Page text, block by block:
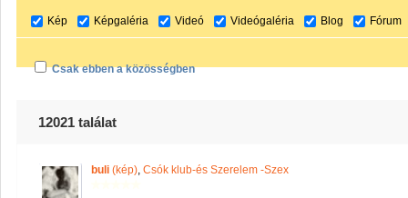
Kép Képgaléria Videó Videógaléria Blog Fórum
Csak ebben a közösségben
12021 találat
buli (kép), Csók klub-és Szerelem -Szex